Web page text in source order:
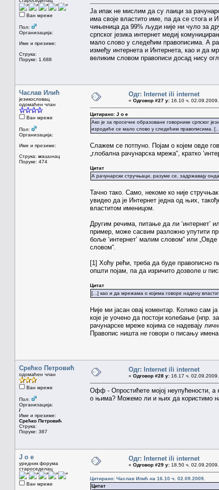
Ван мреже
Пол:
Организација:
Име и презиме:
Струка:
Поруке: 1.688
Ја ипак не мислим да су лаици за
има своје властито име, па да се стога и
чињеница да 99% људи није ни чуло за
српског језика интернет медиј
мало слово у следећим правописима. А
између интернета и Интернета, као и да
великим словом правописи досад нису
Часлав Илић
језикословац
одомаћен члан
Ван мреже
Пол:
Организација:
Име и презиме:
Струка: машинац
Поруке: 474
Одг: Internet ili internet
« Одговор #27 у: 16.10 ч.
Цитирано: J o e
Ако је за просечне образоване говорнике српског
изродиће се мало слово у следећим правописима.
Слажем се потпуно. Појам о којем овде
„глобална рачунарска мрежа“, кратко
Цитат
А рачунарски стручњаци, разуме се, задржавају
Тачно тако. Само, некоме ко није
увидео да је Интернет једна од њих,
властитом именицом.
Другим речима, питање да ли ‘интернет’
пример, може сасвим разложно упутити
боље ‘интернет’ малим словом“ или
словом“.
[1] Хоћу рећи, треба да буде правописно
општи појам, па да изричито дозволе и
Цитат
[...] као и да мрежама о којима говоре надену
Није ми јасан овај коментар. Колико сам
које је уочено да постоји колебање (нпр.
рачунарске мреже којима се надевају
Правопис ништа не говори о писању
Срећко Петровић
одомаћен члан
Ван мреже
Пол:
Организација:
/
Име и презиме:
Срећко Петровић
Струка:
Поруке: 387
Одг: Internet ili internet
« Одговор #28 у: 16.17 ч.
Офф - Опростићете мојој неупућености, а
о њима? Можемо ли и њих да користимо
J o e
уредник форума
староседелац
Ван мреже
Одг: Internet ili internet
« Одговор #29 у: 18.50 ч.
Цитирано: Часлав Илић на 16.10 ч. 02.09.2009.
Цитат